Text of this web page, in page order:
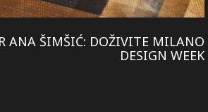
ANA ŠIMŠIĆ: DOŽIVITE MILANO
DESIGN WEEK